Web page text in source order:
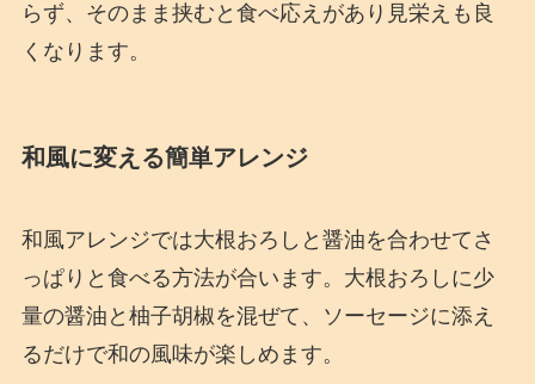
らず、そのまま挟むと食べ応えがあり見栄えも良
くなります。
和風に変える簡単アレンジ
和風アレンジでは大根おろしと醤油を合わせてさ
っぱりと食べる方法が合います。大根おろしに少
量の醤油と柚子胡椒を混ぜて、ソーセージに添え
るだけで和の風味が楽しめます。